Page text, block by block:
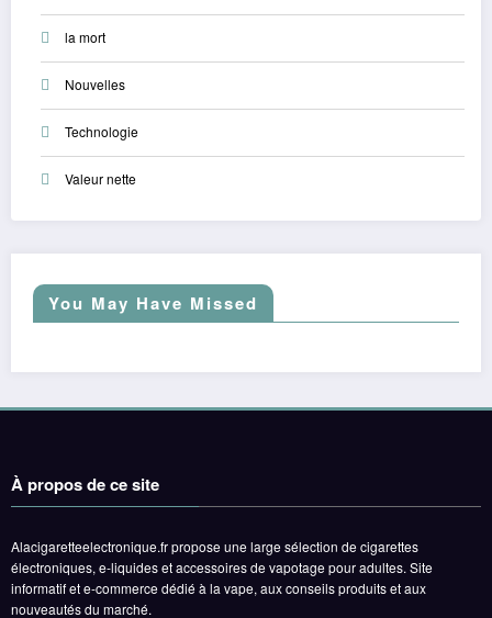
la mort
Nouvelles
Technologie
Valeur nette
You May Have Missed
À propos de ce site
Alacigaretteelectronique.fr propose une large sélection de cigarettes
électroniques, e-liquides et accessoires de vapotage pour adultes. Site
informatif et e-commerce dédié à la vape, aux conseils produits et aux
nouveautés du marché.